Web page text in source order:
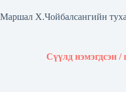
Маршал Х.Чойбалсангийн
Сүүлд нэмэгдсэн /